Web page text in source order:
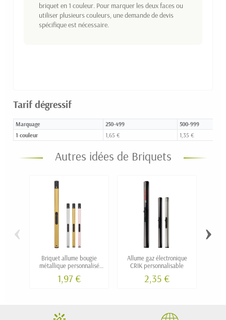
briquet en 1 couleur. Pour marquer les deux faces ou
utiliser plusieurs couleurs, une demande de devis
spécifique est nécessaire.
Tarif dégressif
Marquage 250-499 500-999
1 couleur 1,65 € 1,35 €
Autres idées de Briquets
Briquet allume bougie
métallique personnalisé
1,97 €
Allume gaz électronique
CRIK personnalisable
2,35 €
‹ ›